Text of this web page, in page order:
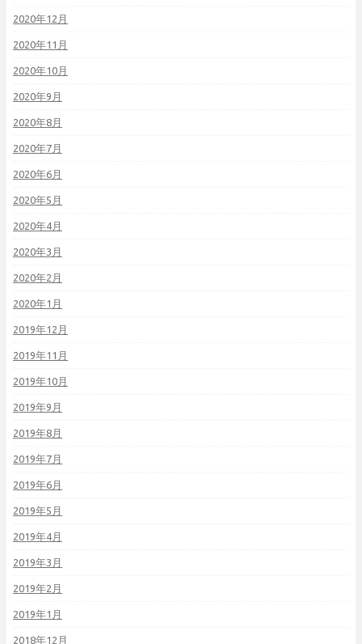
2020年12月
2020年11月
2020年10月
2020年9月
2020年8月
2020年7月
2020年6月
2020年5月
2020年4月
2020年3月
2020年2月
2020年1月
2019年12月
2019年11月
2019年10月
2019年9月
2019年8月
2019年7月
2019年6月
2019年5月
2019年4月
2019年3月
2019年2月
2019年1月
2018年12月